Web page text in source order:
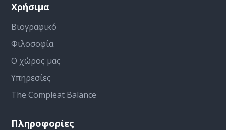
Χρήσιμα
Βιογραφικό
Φιλοσοφία
Ο χώρος μας
Υπηρεσίες
The Compleat Balance
Πληροφορίες